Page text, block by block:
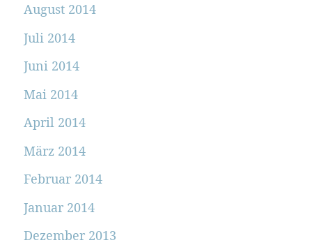
August 2014
Juli 2014
Juni 2014
Mai 2014
April 2014
März 2014
Februar 2014
Januar 2014
Dezember 2013